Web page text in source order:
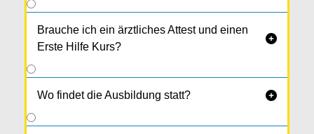
Brauche ich ein ärztliches Attest und einen
Erste Hilfe Kurs?

Wo findet die Ausbildung statt? 